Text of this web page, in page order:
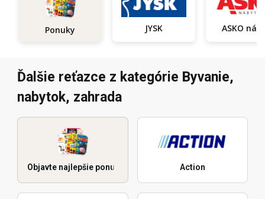
Ponuky JYSK
Ďalšie reťazce z kategórie Byvanie,
nabytok, zahrada
Objavte najlepšie ponuky Action